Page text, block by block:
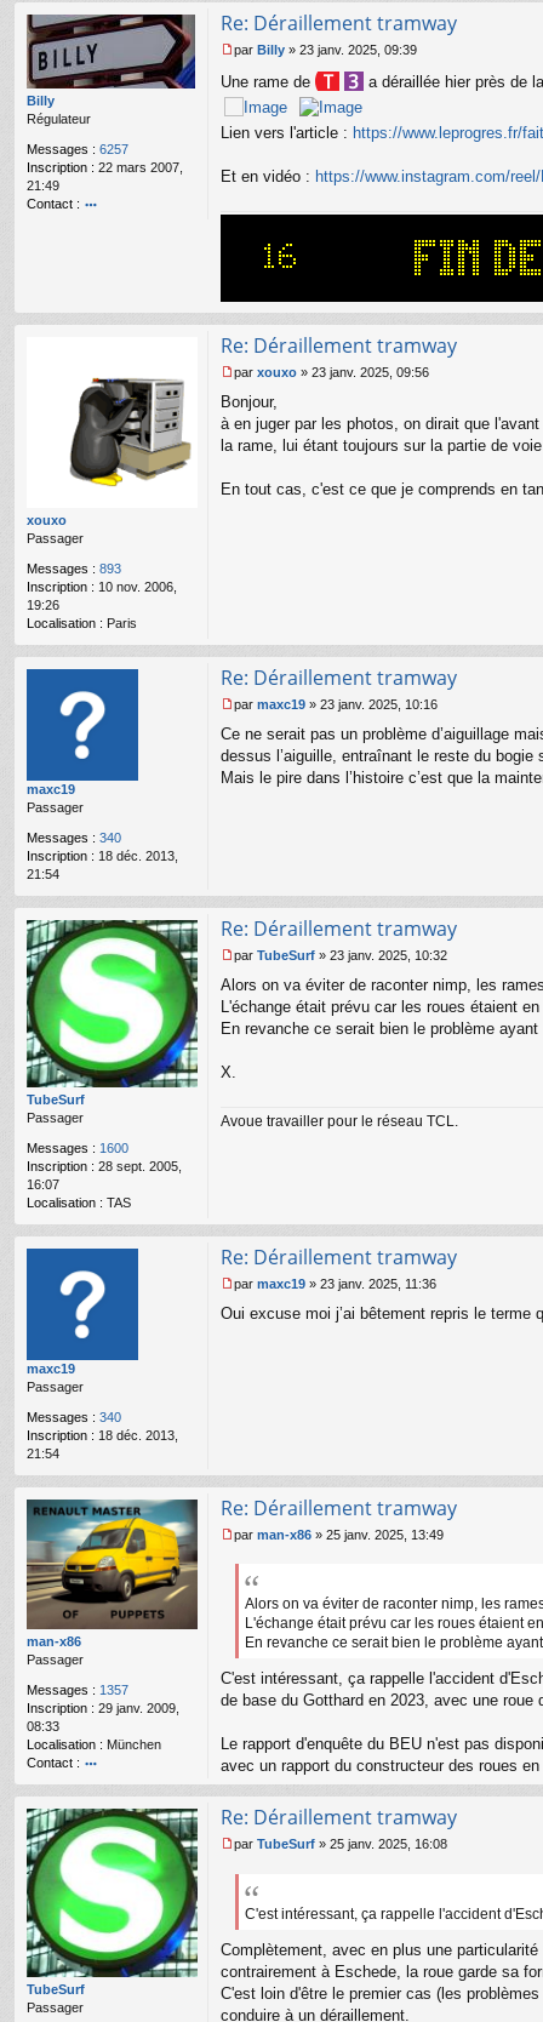
Billy
Régulateur
Messages : 6257
Inscription : 22 mars 2007,
21:49
Contact :
Bi
Re: Déraillement tramway
e
s
s
a
e
par Billy » 23 janv. 2025, 09:39
Une rame de a déraillée hier près de
Lien vers l'article : https://www.leprogres.fr/
Et en vidéo : https://www.instagram.com/
xouxo
Passager
Messages : 893
Inscription : 10 nov. 2006,
19:26
Localisation : Paris
Re: Déraillement tramway
e
s
s
e
par xouxo » 23 janv. 2025, 09:56
Bonjour,
à en juger par les photos, on dirait que
la rame, lui étant toujours sur la partie de
En tout cas, c'est ce que je comprends en
maxc19
Passager
Messages : 340
Inscription : 18 déc. 2013,
21:54
Re: Déraillement tramway
e
s
s
l
par maxc19 » 23 janv. 2025, 10:16
Ce ne serait pas un problème d’aiguillage
dessus l’aiguille, entraînant le reste du
Mais le pire dans l’histoire c’est que la
TubeSurf
Passager
Messages : 1600
Inscription : 28 sept. 2005,
16:07
Localisation : TAS
Re: Déraillement tramway
e
s
s
e
par TubeSurf » 23 janv. 2025, 10:32
Alors on va éviter de raconter nimp, les
L'échange était prévu car les roues étaient
En revanche ce serait bien le problème
X.
Avoue travailler pour le réseau TCL.
maxc19
Passager
Messages : 340
Inscription : 18 déc. 2013,
21:54
Re: Déraillement tramway
e
l
par maxc19 » 23 janv. 2025, 11:36
Oui excuse moi j’ai bêtement repris le terme
man-x86
Passager
Messages : 1357
Inscription : 29 janv. 2009,
08:33
Localisation : München
Contact :
o
nt
ac
te
n-
x8
6
Re: Déraillement tramway
e
e
n
u
par man-x86 » 25 janv. 2025, 13:49
Alors on va éviter de raconter nimp, les
L'échange était prévu car les roues étaient
En revanche ce serait bien le problème
C'est intéressant, ça rappelle l'accident
de base du Gotthard en 2023, avec une roue
Le rapport d'enquête du BEU n'est pas
avec un rapport du constructeur des roues
TubeSurf
Passager
Re: Déraillement tramway
e
a
g
e
o
par TubeSurf » 25 janv. 2025, 16:08
C'est intéressant, ça rappelle l'accident
Complètement, avec en plus une
contrairement à Eschede, la roue garde sa
C'est loin d'être le premier cas (les
conduire à un déraillement.